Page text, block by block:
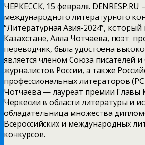
ЧЕРКЕССК, 15 февраля. DENRESP.RU
международного литературного
“Литературная Азия-2024”,
Казахстане, Алла Чотчаева, поэт,
переводчик, была удостоена
является членом Союза писателей
журналистов России, а также
профессиональных литераторов
Чотчаева — лауреат премии Главы
Черкесии в области литературы и
обладательница множества
Всероссийских и международных
конкурсов.